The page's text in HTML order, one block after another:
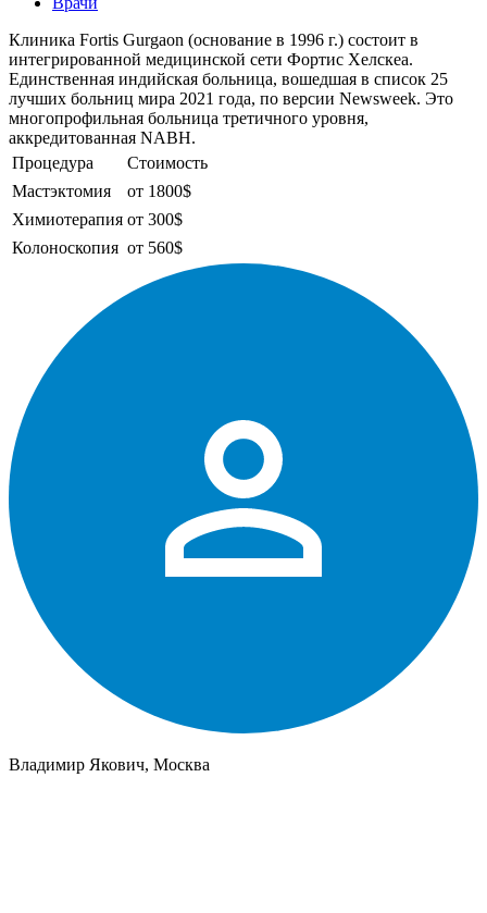
Клиника Fortis Gurgaon (основание в 1996 г.) состоит в
интегрированной медицинской сети Фортис Хелскеа.
Единственная индийская больница, вошедшая в список 25
лучших больниц мира 2021 года, по версии Newsweek. Это
многопрофильная больница третичного уровня,
аккредитованная NABH.
Процедура
Стоимость
Мастэктомия
от 1800$
Химиотерапия от 300$
Колоноскопия от 560$
Владимир Якович, Москва